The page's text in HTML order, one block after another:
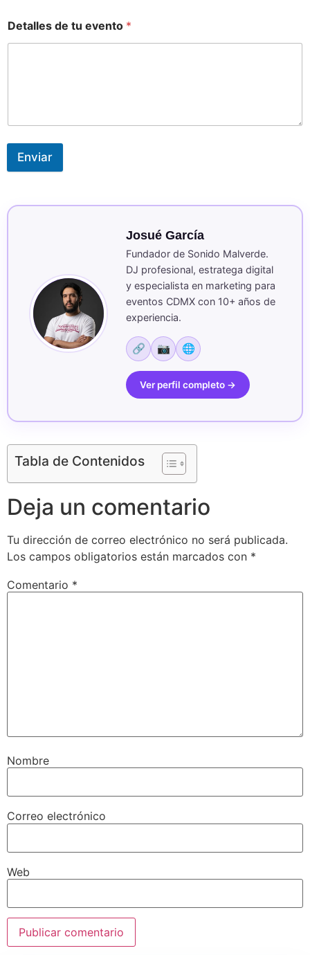
Detalles de tu evento *
Enviar
Josué García
Fundador de Sonido Malverde.
DJ profesional, estratega digital
y especialista en marketing para
eventos CDMX con 10+ años de
experiencia.
🔗 📷 🌐
Ver perfil completo →
Tabla de Contenidos
Deja un comentario
Tu dirección de correo electrónico no será publicada.
Los campos obligatorios están marcados con *
Comentario *
Nombre
Correo electrónico
Web